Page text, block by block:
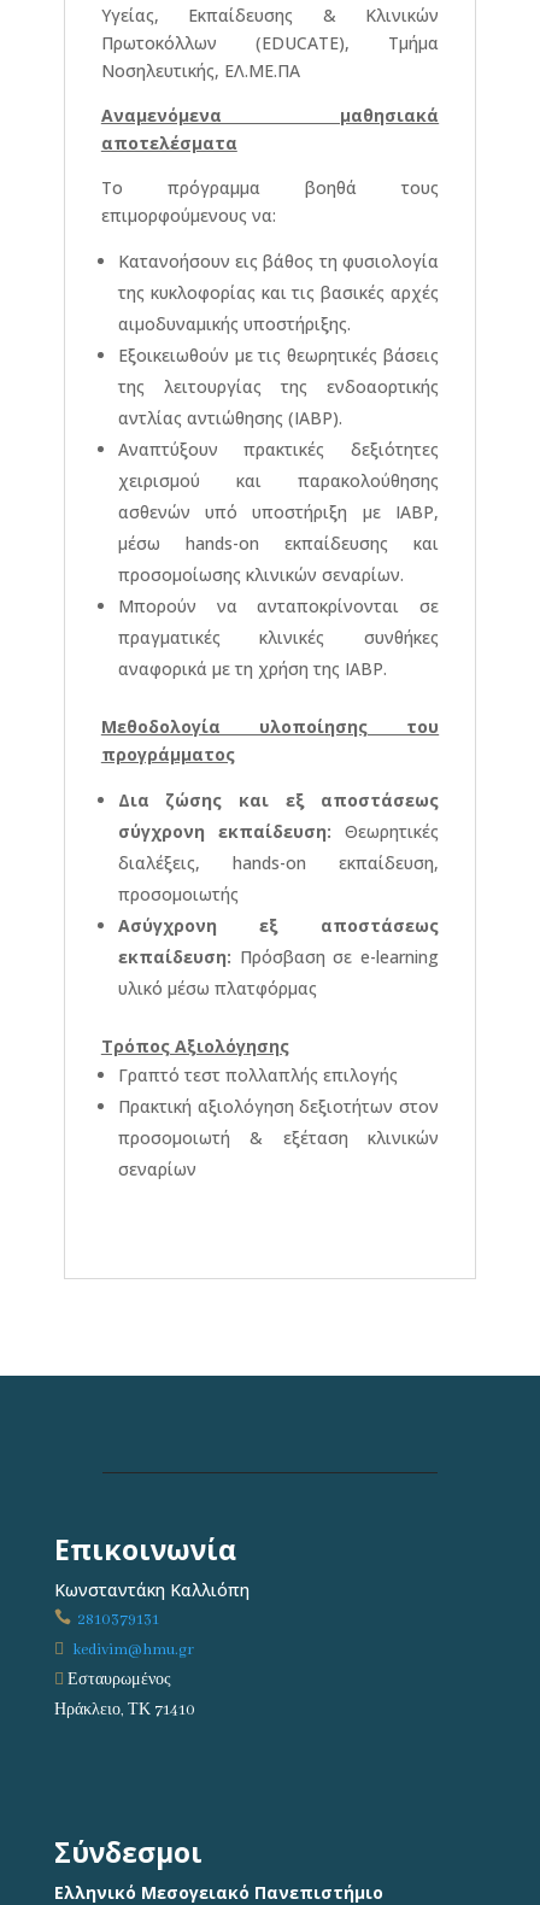
Υγείας, Εκπαίδευσης & Κλινικών
Πρωτοκόλλων (EDUCATE), Τμήμα
Νοσηλευτικής, ΕΛ.ΜΕ.ΠΑ
Αναμενόμενα μαθησιακά
αποτελέσματα
Το πρόγραμμα βοηθά τους
επιμορφούμενους να:
Κατανοήσουν εις βάθος τη φυσιολογία
της κυκλοφορίας και τις βασικές αρχές
αιμοδυναμικής υποστήριξης.
Εξοικειωθούν με τις θεωρητικές βάσεις
της λειτουργίας της ενδοαορτικής
αντλίας αντιώθησης (IABP).
Αναπτύξουν πρακτικές δεξιότητες
χειρισμού και παρακολούθησης
ασθενών υπό υποστήριξη με IABP,
μέσω hands-on εκπαίδευσης και
προσομοίωσης κλινικών σεναρίων.
Μπορούν να ανταποκρίνονται σε
πραγματικές κλινικές συνθήκες
αναφορικά με τη χρήση της IABP.
Μεθοδολογία υλοποίησης του
προγράμματος
Δια ζώσης και εξ αποστάσεως
σύγχρονη εκπαίδευση: Θεωρητικές
διαλέξεις, hands-on εκπαίδευση,
προσομοιωτής
Ασύγχρονη εξ αποστάσεως
εκπαίδευση: Πρόσβαση σε e-learning
υλικό μέσω πλατφόρμας
Τρόπος Αξιολόγησης
Γραπτό τεστ πολλαπλής επιλογής
Πρακτική αξιολόγηση δεξιοτήτων στον
προσομοιωτή & εξέταση κλινικών
σεναρίων
Επικοινωνία
Κωνσταντάκη Καλλιόπη
 2810379131
 kedivim@hmu.gr
 Εσταυρωμένος
Ηράκλειο, ΤΚ 71410
Σύνδεσμοι
Ελληνικό Μεσογειακό Πανεπιστήμιο